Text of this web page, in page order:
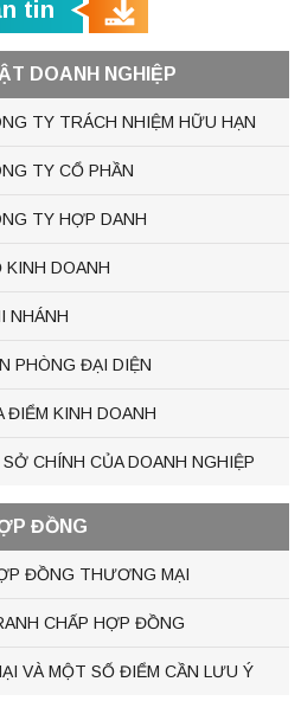
tin
DOANH NGHIỆP
TY TRÁCH NHIỆM HỮU HẠN
TY CỔ PHẦN
TY HỢP DANH
DOANH
NHÁNH
PHÒNG ĐẠI DIỆN
ĐIỂM KINH DOANH
CHÍNH CỦA DOANH NGHIỆP
ĐỒNG
ĐỒNG THƯƠNG MẠI
CHẤP HỢP ĐỒNG
VÀ MỘT SỐ ĐIỂM CẦN LƯU Ý